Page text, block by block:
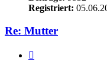
Registriert:
Re: Mutter